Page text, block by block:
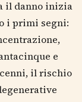
il danno inizia
i primi segni:
e
il rischio